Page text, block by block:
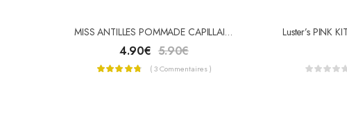
MISS ANTILLES POMMADE CAPILLAIRE À L’AVOCAT 125ML
4.90€ 5.90€
( 3 Commentaires )